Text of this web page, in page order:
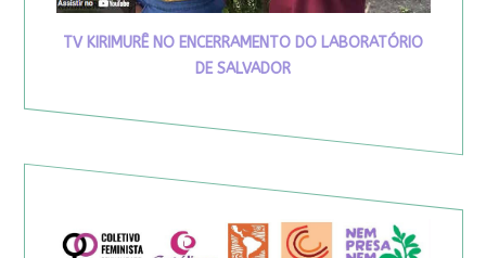
TV KIRIMURÊ NO ENCERRAMENTO DO LABORATÓRIO
DE SALVADOR